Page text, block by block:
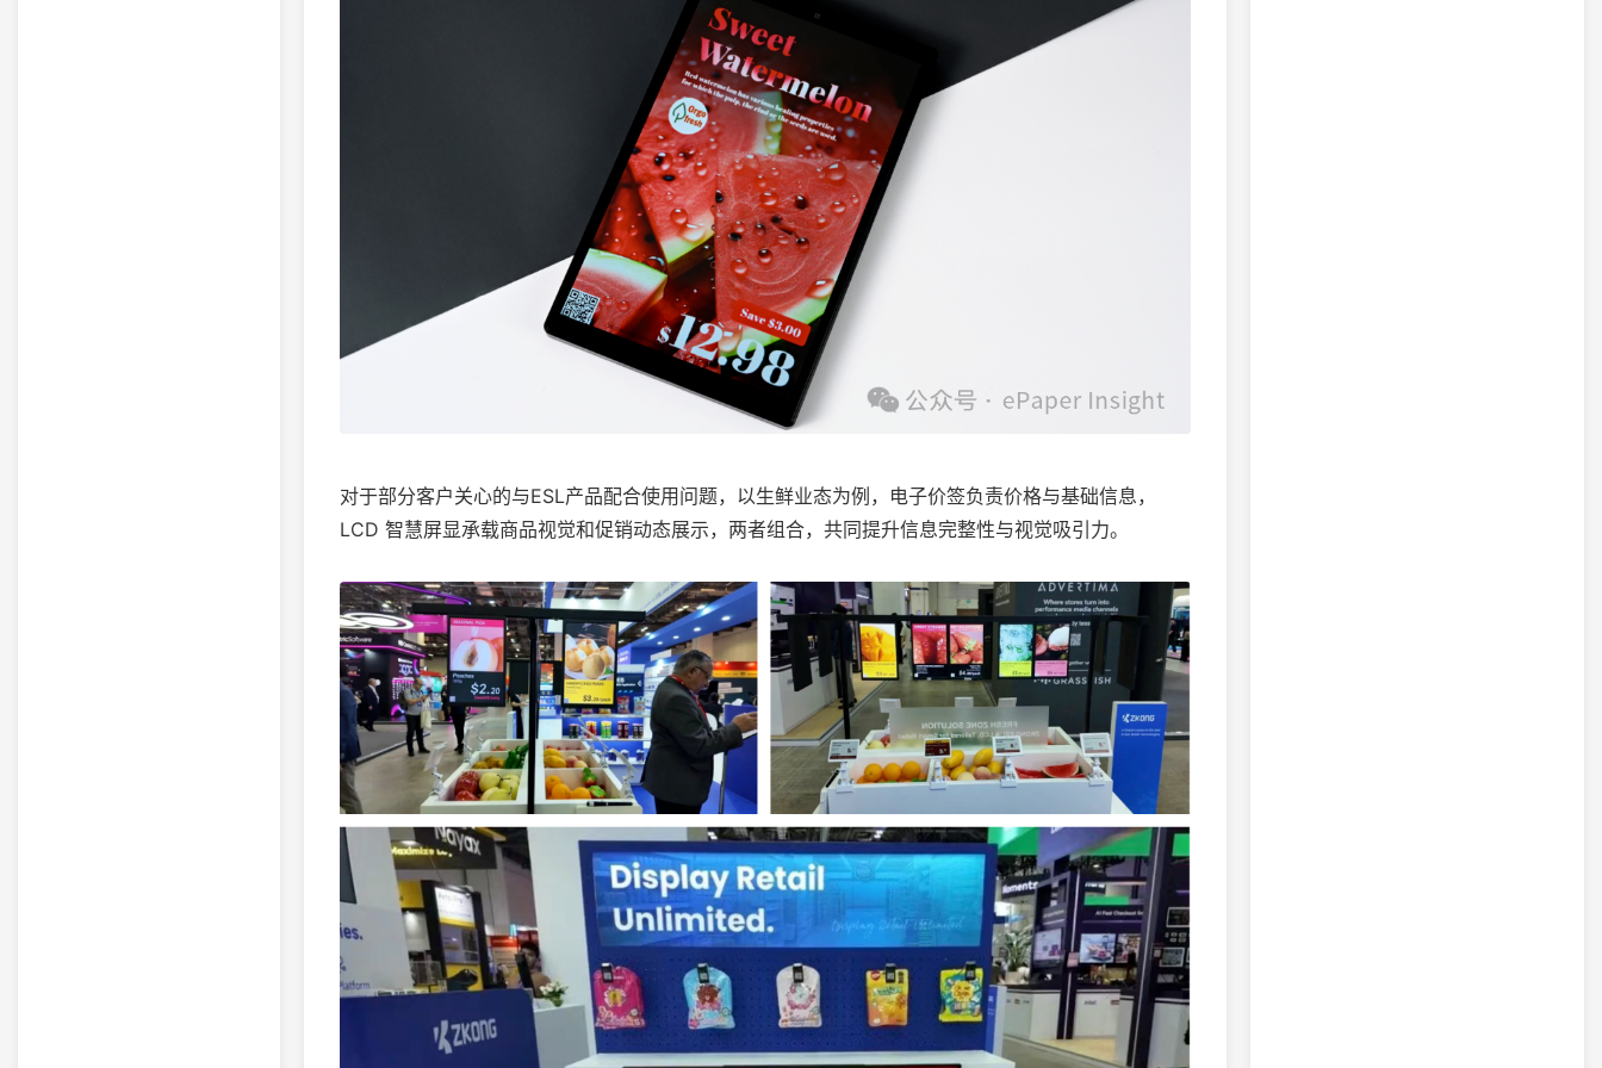
对于部分客户关心的与ESL产品配合使用问题，以生鲜业态为例，电子价签负责价格与基础信息，
LCD 智慧屏显承载商品视觉和促销动态展示，两者组合，共同提升信息完整性与视觉吸引力。